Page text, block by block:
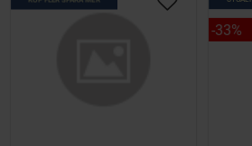
Lägg till i
33%